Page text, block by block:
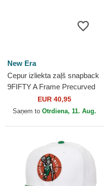
New Era
Cepur izliekta zaļš snapback
9FIFTY A Frame Precurved
Hardwood Classics no
Boston Celtics NBA no...
EUR 40,95
Saņem to Otrdiena, 11. Aug.